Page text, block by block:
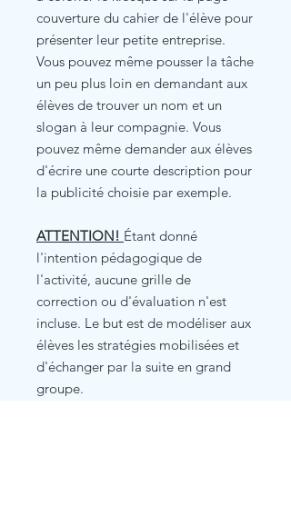
couverture du cahier de l'élève pour
présenter leur petite entreprise.
Vous pouvez même pousser la tâche
un peu plus loin en demandant aux
élèves de trouver un nom et un
slogan à leur compagnie. Vous
pouvez même demander aux élèves
d'écrire une courte description pour
la publicité choisie par exemple.
ATTENTION! Étant donné
l'intention pédagogique de
l'activité, aucune grille de
correction ou d'évaluation n'est
incluse. Le but est de modéliser aux
élèves les stratégies mobilisées et
d'échanger par la suite en grand
groupe.